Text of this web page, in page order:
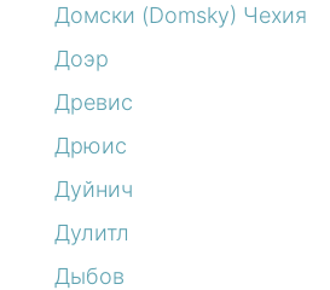
Домски (Domsky) Чехия
Доэр
Древис
Дрюис
Дуйнич
Дулитл
Дыбов